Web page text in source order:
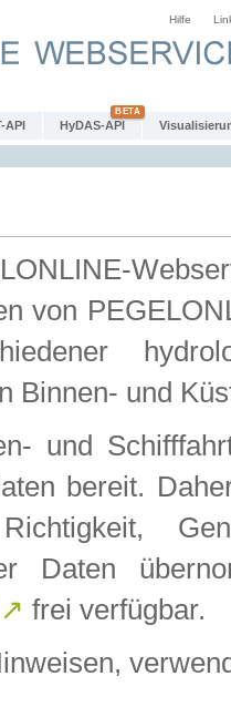
Hilfe
API HyDAS-API
von
Binnen- und
und
bereit.
Daten
↗ frei verfügbar.